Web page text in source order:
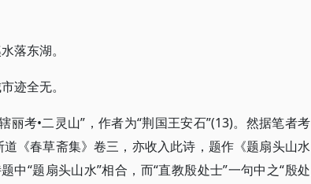
落东湖。
迹全无。
考•二灵山”，作者为“荆国王安石”(13)。然据笔者考
《春草斋集》卷三，亦收入此诗，题作《题扇头山水
中“题扇头山水”相合，而“直教殷处士”一句中之“殷处